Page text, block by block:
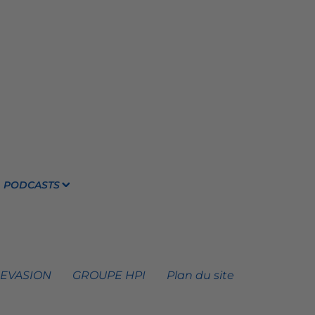
PODCASTS
GROUPE HPI Plan du site